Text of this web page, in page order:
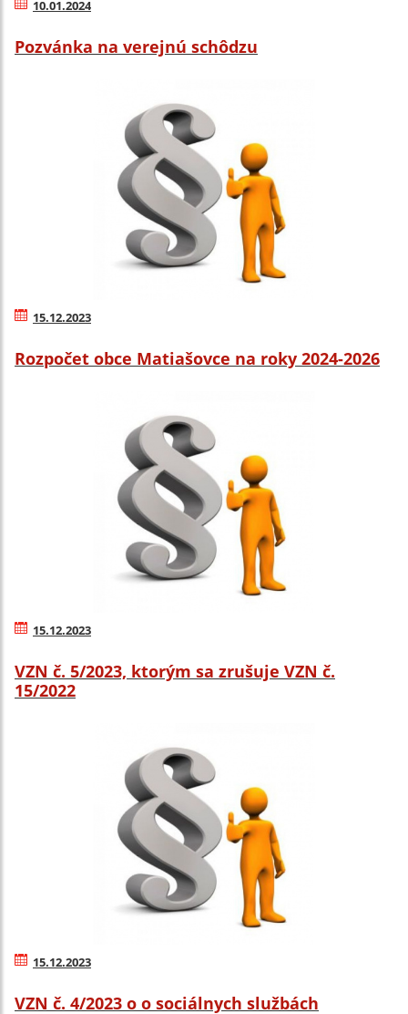
10.01.2024
Pozvánka na verejnú schôdzu
15.12.2023
Rozpočet obce Matiašovce na roky 2024-2026
15.12.2023
VZN č. 5/2023, ktorým sa zrušuje VZN č.
15/2022
15.12.2023
VZN č. 4/2023 o o sociálnych službách